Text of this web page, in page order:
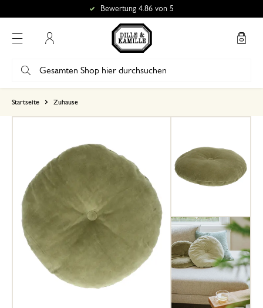
Bewertung 4.86 von 5
Startseite Zuhause